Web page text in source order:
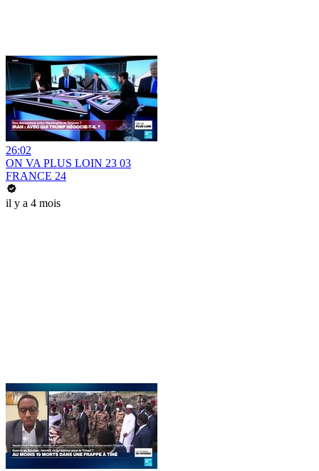
26:02
ON VA PLUS LOIN 23 03
FRANCE 24
il y a 4 mois